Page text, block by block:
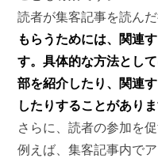
読者が集客記事を読んだ
もらうためには、関連
す。具体的な方法とし
部を紹介したり、関連
したりすることがありま
さらに、読者の参加を
例えば、集客記事内で